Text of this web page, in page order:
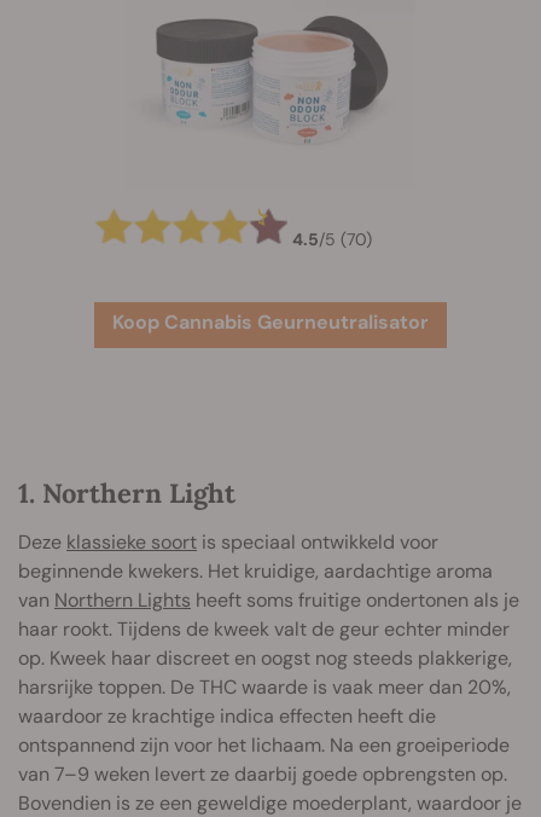
4.5/5 (70)
Koop Cannabis Geurneutralisator
1. Northern Light
Deze klassieke soort is speciaal ontwikkeld voor
beginnende kwekers. Het kruidige, aardachtige aroma
van Northern Lights heeft soms fruitige ondertonen als je
haar rookt. Tijdens de kweek valt de geur echter minder
op. Kweek haar discreet en oogst nog steeds plakkerige,
harsrijke toppen. De THC waarde is vaak meer dan 20%,
waardoor ze krachtige indica effecten heeft die
ontspannend zijn voor het lichaam. Na een groeiperiode
van 7–9 weken levert ze daarbij goede opbrengsten op.
Bovendien is ze een geweldige moederplant, waardoor je